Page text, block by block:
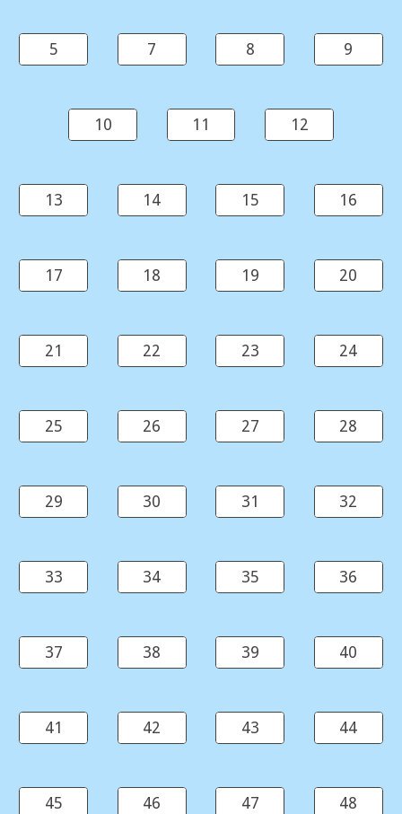
5 7 8 9
10 11 12
13 14 15 16
17 18 19 20
21 22 23 24
25 26 27 28
29 30 31 32
33 34 35 36
37 38 39 40
41 42 43 44
45 46 47 48